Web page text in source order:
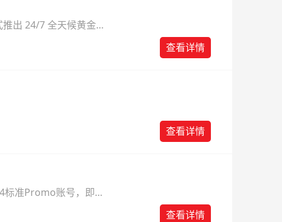
出 24/7 全天候黄金
。
查看详情
查看详情
标准Promo账号，即可
查看详情